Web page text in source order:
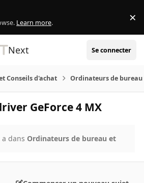
Learn more. ×
Next Se connecter
Conseils d'achat Ordinateurs de bureau
GeForce 4 MX
a dans Ordinateurs de bureau et